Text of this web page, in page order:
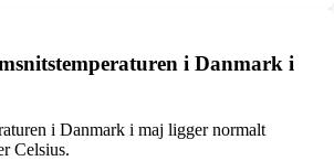
i Danmark i
i Danmark i maj ligger normalt
Celsius.